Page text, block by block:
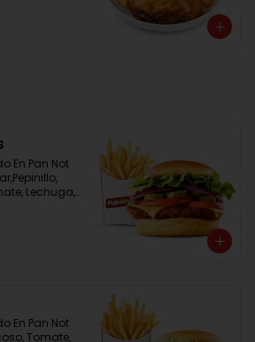
En Pan Not
Lechuga,
En Pan Not
Tomate,